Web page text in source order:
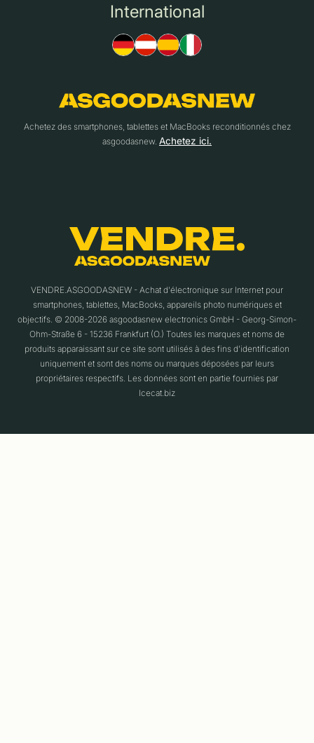
International
Achetez des smartphones, tablettes et MacBooks reconditionnés chez
asgoodasnew. Achetez ici.
VENDRE.ASGOODASNEW - Achat d'électronique sur Internet pour
smartphones, tablettes, MacBooks, appareils photo numériques et
objectifs. © 2008-2026 asgoodasnew electronics GmbH - Georg-Simon-
Ohm-Straße 6 - 15236 Frankfurt (O.) Toutes les marques et noms de
produits apparaissant sur ce site sont utilisés à des fins d'identification
uniquement et sont des noms ou marques déposées par leurs
propriétaires respectifs. Les données sont en partie fournies par
Icecat.biz